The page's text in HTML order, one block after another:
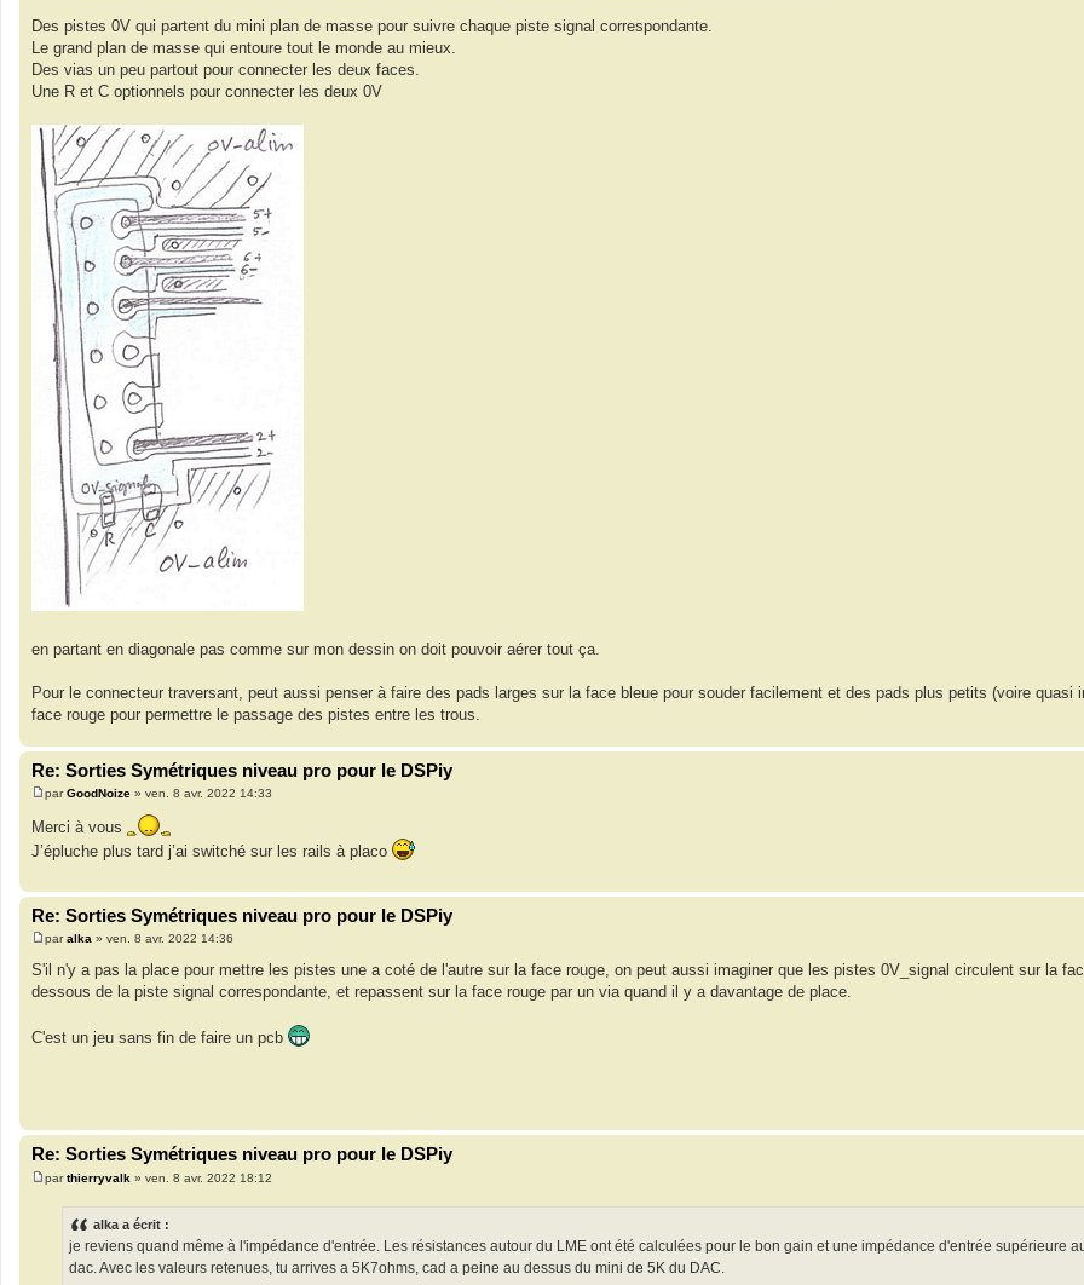
Des pistes 0V qui partent du mini plan de masse pour suivre chaque piste signal correspondante.
Le grand plan de masse qui entoure tout le monde au mieux.
Des vias un peu partout pour connecter les deux faces.
Une R et C optionnels pour connecter les deux 0V
en partant en diagonale pas comme sur mon dessin on doit pouvoir aérer tout ça.
Pour le connecteur traversant, peut aussi penser à faire des pads larges sur la face bleue pour souder facilement et des pads plus petits (voire quasi
face rouge pour permettre le passage des pistes entre les trous.
Re: Sorties Symétriques niveau pro pour le DSPiy
M
s
s
e
parGoodNoize » ven. 8 avr. 2022 14:33
Merci à vous
J’épluche plus tard j’ai switché sur les rails à placo
Re: Sorties Symétriques niveau pro pour le DSPiy
M
e
s
s
e
paralka » ven. 8 avr. 2022 14:36
S'il n'y a pas la place pour mettre les pistes une a coté de l'autre sur la face rouge, on peut aussi imaginer que les pistes 0V_signal circulent sur la
dessous de la piste signal correspondante, et repassent sur la face rouge par un via quand il y a davantage de place.
C'est un jeu sans fin de faire un pcb
Re: Sorties Symétriques niveau pro pour le DSPiy
M
parthierryvalk » ven. 8 avr. 2022 18:12
alka a écrit :
je reviens quand même à l'impédance d'entrée. Les résistances autour du LME ont été calculées pour le bon gain et une impédance d'entrée supérieure
dac. Avec les valeurs retenues, tu arrives a 5K7ohms, cad a peine au dessus du mini de 5K du DAC.